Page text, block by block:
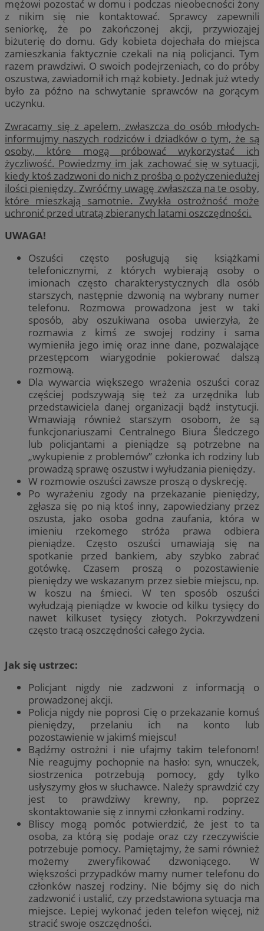
mężowi pozostać w domu i podczas nieobecności żony
z nikim się nie kontaktować. Sprawcy zapewnili
seniorkę, że po zakończonej akcji, przywioząjej
biżuterię do domu. Gdy kobieta dojechała do miejsca
zamieszkania faktycznie czekali na nią policjanci. Tym
razem prawdziwi. O swoich podejrzeniach, co do próby
oszustwa, zawiadomił ich mąż kobiety. Jednak już wtedy
było za późno na schwytanie sprawców na gorącym
uczynku.
Zwracamy się z apelem, zwłaszcza do osób młodych-
informujmy naszych rodziców i dziadków o tym, że są
osoby, które mogą próbować wykorzystać ich
życzliwość. Powiedzmy im jak zachować się w sytuacji,
kiedy ktoś zadzwoni do nich z prośbą o pożyczeniedużej
ilości pieniędzy. Zwróćmy uwagę zwłaszcza na te osoby,
które mieszkają samotnie. Zwykła ostrożność może
uchronić przed utratą zbieranych latami oszczędności.
UWAGA!
Oszuści często posługują się książkami
telefonicznymi, z których wybierają osoby o
imionach często charakterystycznych dla osób
starszych, następnie dzwonią na wybrany numer
telefonu. Rozmowa prowadzona jest w taki
sposób, aby oszukiwana osoba uwierzyła, że
rozmawia z kimś ze swojej rodziny i sama
wymieniła jego imię oraz inne dane, pozwalające
przestępcom wiarygodnie pokierować dalszą
rozmową.
Dla wywarcia większego wrażenia oszuści coraz
częściej podszywają się też za urzędnika lub
przedstawiciela danej organizacji bądź instytucji.
Wmawiają również starszym osobom, że są
funkcjonariuszami Centralnego Biura Śledczego
lub policjantami a pieniądze są potrzebne na
„wykupienie z problemów” członka ich rodziny lub
prowadzą sprawę oszustw i wyłudzania pieniędzy.
W rozmowie oszuści zawsze proszą o dyskrecję.
Po wyrażeniu zgody na przekazanie pieniędzy,
zgłasza się po nią ktoś inny, zapowiedziany przez
oszusta, jako osoba godna zaufania, która w
imieniu rzekomego stróża prawa odbiera
pieniądze. Często oszuści umawiają się na
spotkanie przed bankiem, aby szybko zabrać
gotówkę. Czasem proszą o pozostawienie
pieniędzy we wskazanym przez siebie miejscu, np.
w koszu na śmieci. W ten sposób oszuści
wyłudzają pieniądze w kwocie od kilku tysięcy do
nawet kilkuset tysięcy złotych. Pokrzywdzeni
często tracą oszczędności całego życia.
Jak się ustrzec:
Policjant nigdy nie zadzwoni z informacją o
prowadzonej akcji.
Policja nigdy nie poprosi Cię o przekazanie komuś
pieniędzy, przelaniu ich na konto lub
pozostawienie w jakimś miejscu!
Bądźmy ostrożni i nie ufajmy takim telefonom!
Nie reagujmy pochopnie na hasło: syn, wnuczek,
siostrzenica potrzebują pomocy, gdy tylko
usłyszymy głos w słuchawce. Należy sprawdzić czy
jest to prawdziwy krewny, np. poprzez
skontaktowanie się z innymi członkami rodziny.
Bliscy mogą pomóc potwierdzić, że jest to ta
osoba, za którą się podaje oraz czy rzeczywiście
potrzebuje pomocy. Pamiętajmy, że sami również
możemy zweryfikować dzwoniącego. W
większości przypadków mamy numer telefonu do
członków naszej rodziny. Nie bójmy się do nich
zadzwonić i ustalić, czy przedstawiona sytuacja ma
miejsce. Lepiej wykonać jeden telefon więcej, niż
stracić swoje oszczędności.